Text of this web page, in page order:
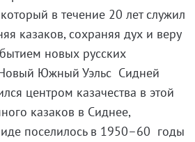
в течение 20 лет служил
казаков, сохраняя дух и веру
новых русских
Южный Уэльс Сидней
центром казачества в этой
казаков в Сиднее,
поселилось в 1950–60 годы